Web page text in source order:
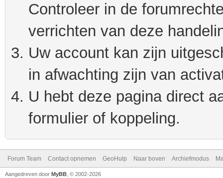
Controleer in de
verrichten van deze
Uw account kan zijn
in afwachting zijn van
U hebt deze pagina direct
formulier of koppeling.
Forum Team Contact opnemen GeoHulp Naar boven Archiefmodus
Aangedreven door MyBB , © 2002-2026